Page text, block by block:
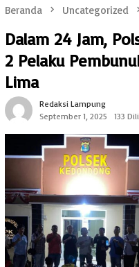
Beranda Uncategorized
Dalam 24 Jam,
2 Pelaku
Lima
Redaksi Lampung
September 1, 2025
133